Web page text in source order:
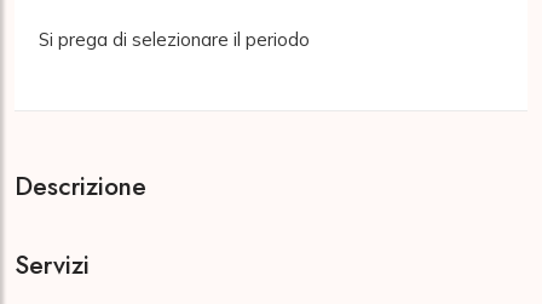
Si prega di selezionare il periodo
Descrizione
Servizi